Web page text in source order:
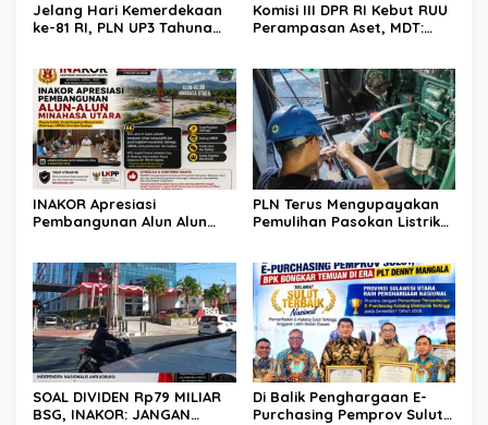
Jelang Hari Kemerdekaan
ke-81 RI, PLN UP3 Tahuna
Keandalan Listrik
Kepulauan Nusa Utara
Komisi III DPR RI Kebut RUU
Perampasan Aset, MDT:
INAKOR Apresiasi
Pembangunan Alun Alun
Penjelasan Positif
PLN Terus Mengupayakan
Pemulihan Pasokan Listrik
SOAL DIVIDEN Rp79 MILIAR
BSG, INAKOR: JANGAN
Di Balik Penghargaan E-
Purchasing Pemprov Sulut,